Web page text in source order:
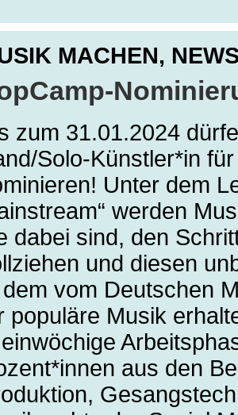
MACHEN,
zum 31.01.2024
Solo-Künstler*in
Unter dem
werden
dabei sind, den
und diesen
vom Deutschen
populäre Musik
aus den